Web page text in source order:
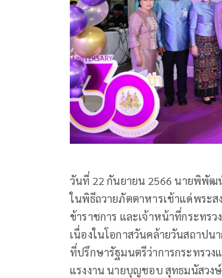
วันที่ 22 กันยายน 2566 นายพิพัฒ
ในพิธีถวายภัตตาหารเช้าแด่พระ
ข้าราชการ และเจ้าหน้าที่กระทร
เนื่องในโอกาสวันคล้ายวันสถาปน
ที่ปรึกษารัฐมนตรีว่าการกระทรวง
แรงงาน นายบุญชอบ สุทธมนัสวง